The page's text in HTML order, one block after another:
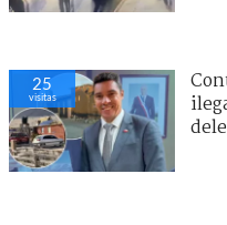
25
visitas